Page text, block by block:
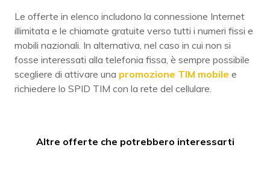
Le offerte in elenco includono la connessione Internet
illimitata e le chiamate gratuite verso tutti i numeri fissi e
mobili nazionali. In alternativa, nel caso in cui non si
fosse interessati alla telefonia fissa, è sempre possibile
scegliere di attivare una promozione TIM mobile e
richiedere lo SPID TIM con la rete del cellulare.
Altre offerte che potrebbero interessarti